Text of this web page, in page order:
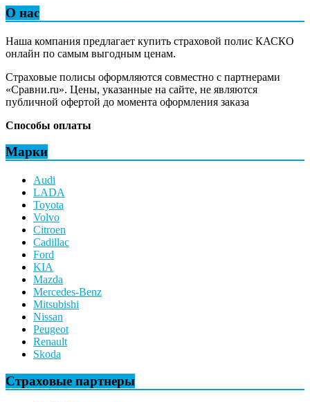
О нас
Наша компания предлагает купить страховой полис КАСКО
онлайн по самым выгодным ценам.
Страховые полисы оформляются совместно с партнерами
«Сравни.ru». Цены, указанные на сайте, не являются
публичной офертой до момента оформления заказа
Способы оплаты
Марки
Audi
LADA
Toyota
Volvo
Citroen
Cadillac
Ford
KIA
Mazda
Mercedes-Benz
Mitsubishi
Nissan
Peugeot
Renault
Skoda
Страховые партнеры